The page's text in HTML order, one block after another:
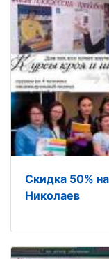
Скидка 50%
Николаев